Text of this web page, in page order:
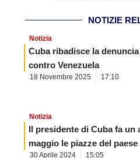
NOTIZIE
Notizia
Cuba ribadisce la
contro Venezuela
18 Novembre 2025 17:10
Notizia
Il presidente di Cuba fa un
maggio le piazze del paese
30 Aprile 2024 15:05